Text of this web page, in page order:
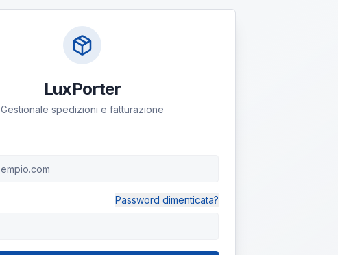
LuxPorter
Gestionale spedizioni e fatturazione
Password dimenticata?